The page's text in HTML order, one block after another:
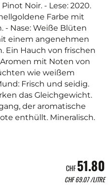
Noir. - Lese: 2020.
Farbe mit
- Nase: Weiße Blüten
einem angenehmen
Ein Hauch von frischen
mit Noten von
wie weißem
Frisch und seidig.
das Gleichgewicht.
der aromatische
enthüllt. Mineralisch.
CHF51.80
CHF69.07/LITRE